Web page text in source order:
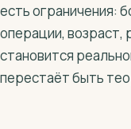
есть ограничения:
операции, возраст,
становится
перестаёт быть